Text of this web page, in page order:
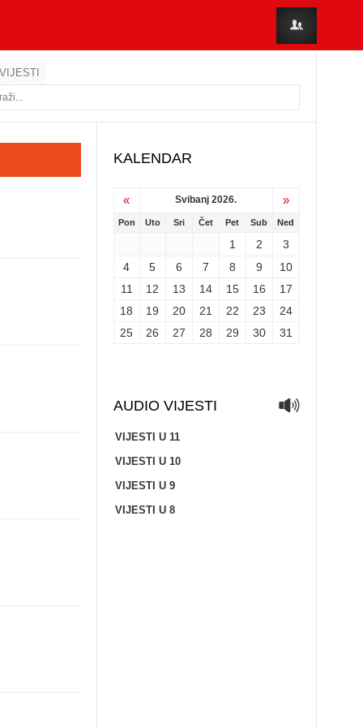
KALENDAR
« Svibanj 2026. »
Pon Uto Sri Čet Pet Sub Ned
1 2
3
4
5 6 7 8 9
10
11
12 13 14 15 16
17
18
19 20 21 22 23
24
25
26 27 28 29 30 31
AUDIO VIJESTI
VIJESTI U 11
VIJESTI U 10
VIJESTI U 9
VIJESTI U 8